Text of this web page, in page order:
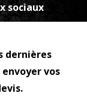
sociaux
dernières
vos